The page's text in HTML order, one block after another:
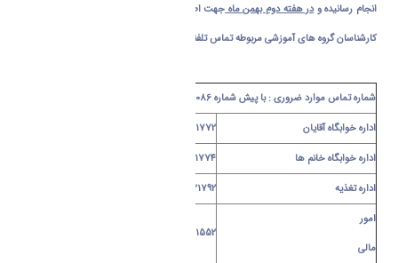
انجام رسانیده ودر هفته دوم بهمن ماهجهت اطلاع از زمان بندی شروع کلاس های درسی با
کارشناسان گروه های آموزشی مربوطه تماس تلفنی حاصل نمایند
شماره تماس موارد ضروری : با پیش شماره 086
اداره خوابگاه آقایان
32621782-32621776-32621772
اداره خوابگاه خانم ها
32621774- 32621770
اداره تغذیه
32621792- 32621790
امور
مالی
32621552